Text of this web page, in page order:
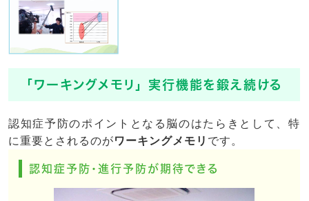
「ワーキングメモリ」 実行機能を鍛え続ける
認知症予防のポイントとなる脳のはたらきとして、特
に重要とされるのがワーキングメモリ です。
認知症予防・進行予防が期待できる